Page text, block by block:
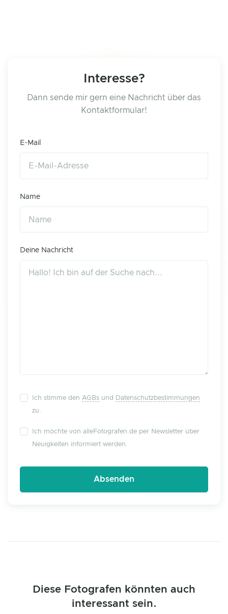
Interesse?
Dann sende mir gern eine Nachricht über das
Kontaktformular!
E-Mail
Name
Deine Nachricht
Ich stimme den AGBs und
Datenschutzbestimmungen
zu.
Ich möchte von alleFotografen.de per Newsletter über
Neuigkeiten informiert werden.
Diese Fotografen könnten auch
interessant sein.